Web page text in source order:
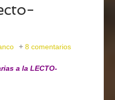
8 comentarios
a la LECTO-